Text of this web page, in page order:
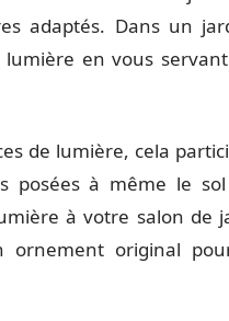
adaptés. Dans un
en vous
de lumière, cela
posées à même le
à votre salon de
ornement original